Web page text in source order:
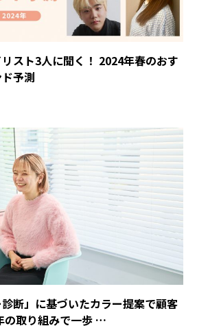
スト3人に聞く！ 2024年春のおす
予測
診断」に基づいたカラー提案で顧客
の取り組みで一歩 …